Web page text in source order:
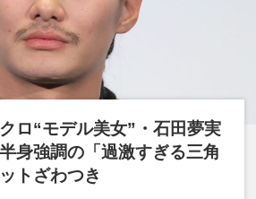
ロ“モデル美女”・石田夢実
身強調の「過激すぎる三角
トざわつき